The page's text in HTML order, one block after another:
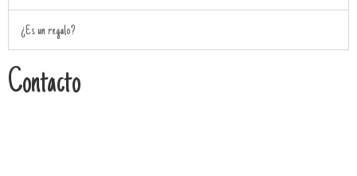
¿Es un regalo?
Contacto